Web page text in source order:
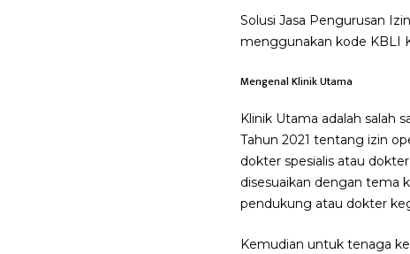
Solusi Jasa Pengurusan
menggunakan kode KBLI
Mengenal Klinik Utama
Klinik Utama adalah salah
Tahun 2021 tentang izin
dokter spesialis atau
disesuaikan dengan tema
pendukung atau dokter
Kemudian untuk tenaga